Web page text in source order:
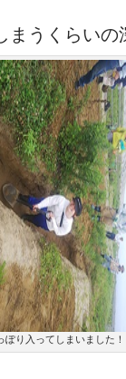
まうくらいの
ぽり入ってしまいました！